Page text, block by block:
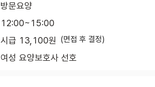
방문요양
12:00~15:00
시급 13,100원 (면접 후 결정)
여성 요양보호사 선호